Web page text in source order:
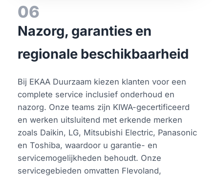
06
Nazorg, garanties en
regionale beschikbaarheid
Bij EKAA Duurzaam kiezen klanten voor een
complete service inclusief onderhoud en
nazorg. Onze teams zijn KIWA-gecertificeerd
en werken uitsluitend met erkende merken
zoals Daikin, LG, Mitsubishi Electric, Panasonic
en Toshiba, waardoor u garantie- en
servicemogelijkheden behoudt. Onze
servicegebieden omvatten Flevoland,